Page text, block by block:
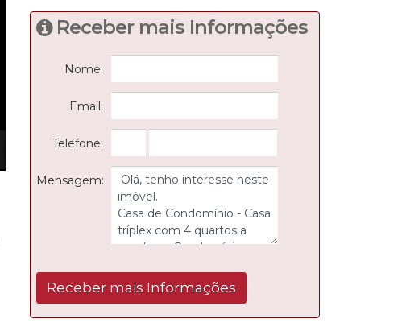
Receber mais Informações
Nome:
Email:
Telefone:
Mensagem: